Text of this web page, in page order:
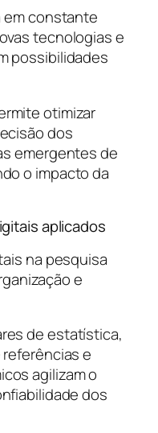
constante
tecnologias e
possibilidades
otimizar
dos
emergentes de
o impacto da
aplicados
na pesquisa
e
de estatística,
e
agilizam o
dos